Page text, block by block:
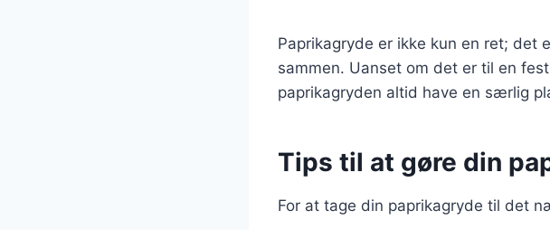
Paprikagryde er ikke kun en ret; det
sammen. Uanset om det er til en
paprikagryden altid have en særlig
Tips til at gøre din
For at tage din paprikagryde til det